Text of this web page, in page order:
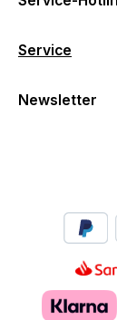
Service
Newsletter